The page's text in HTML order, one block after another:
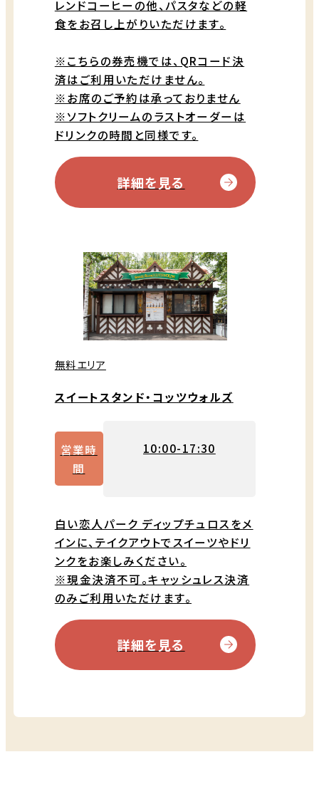
レンドコーヒーの他、パスタなどの軽
食をお召し上がりいただけます。
※こちらの券売機では、QRコード決
済はご利用いただけません。
※お席のご予約は承っておりません
※ソフトクリームのラストオーダーは
ドリンクの時間と同様です。
詳細を見る
無料エリア
スイートスタンド・コッツウォルズ
営業時
間
10:00-17:30
白い恋人パーク ディップチュロスをメ
インに、テイクアウトでスイーツやドリ
ンクをお楽しみください。
※現金決済不可。キャッシュレス決済
のみご利用いただけます。
詳細を見る